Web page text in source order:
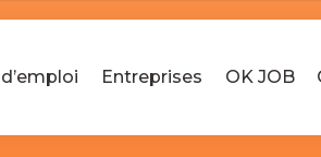
Entreprises OK JOB